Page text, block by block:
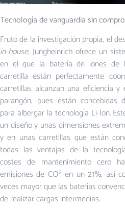
Tecnología de vanguardia sin
Fruto de la investigación propia, el
in-house, Jungheinrich ofrece un
en el que la batería de iones de
carretilla están perfectamente
carretillas alcanzan una eficiencia y
parangón, pues están concebidas
para albergar la tecnología Li-Ion.
un diseño y unas dimensiones
y en unas carretillas que están
todas las ventajas de la
costes de mantenimiento cero
emisiones de CO² en un 21%, así
veces mayor que las baterías
de realizar cargas intermedias.